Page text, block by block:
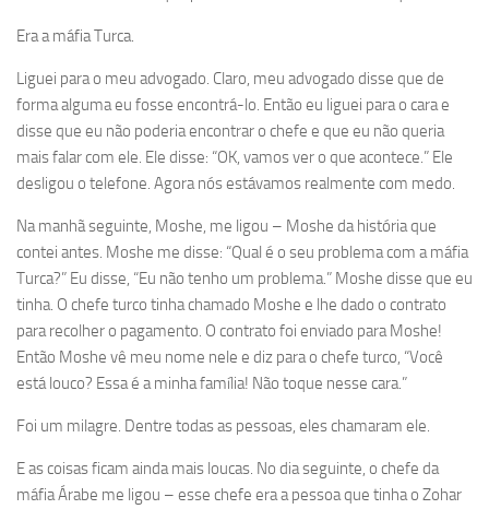
Era a máfia Turca.
Liguei para o meu advogado. Claro, meu advogado disse que de
forma alguma eu fosse encontrá-lo. Então eu liguei para o cara e
disse que eu não poderia encontrar o chefe e que eu não queria
mais falar com ele. Ele disse: “OK, vamos ver o que acontece.” Ele
desligou o telefone. Agora nós estávamos realmente com medo.
Na manhã seguinte, Moshe, me ligou – Moshe da história que
contei antes. Moshe me disse: “Qual é o seu problema com a máfia
Turca?” Eu disse, “Eu não tenho um problema.” Moshe disse que eu
tinha. O chefe turco tinha chamado Moshe e lhe dado o contrato
para recolher o pagamento. O contrato foi enviado para Moshe!
Então Moshe vê meu nome nele e diz para o chefe turco, “Você
está louco? Essa é a minha família! Não toque nesse cara.”
Foi um milagre. Dentre todas as pessoas, eles chamaram ele.
E as coisas ficam ainda mais loucas. No dia seguinte, o chefe da
máfia Árabe me ligou – esse chefe era a pessoa que tinha o Zohar